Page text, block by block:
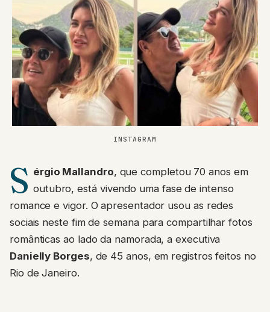
INSTAGRAM
S érgio Mallandro, que completou 70 anos em
outubro, está vivendo uma fase de intenso
romance e vigor. O apresentador usou as redes
sociais neste fim de semana para compartilhar fotos
românticas ao lado da namorada, a executiva
Danielly Borges, de 45 anos, em registros feitos no
Rio de Janeiro.